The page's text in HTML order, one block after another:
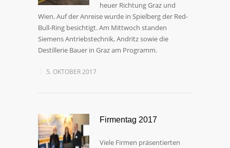
heuer Richtung Graz und
Wien. Auf der Anreise wurde in Spielberg der Red-
Bull-Ring besichtigt. Am Mittwoch standen
Siemens Antriebstechnik, Andritz sowie die
Destillerie Bauer in Graz am Programm.
5. OKTOBER 2017
Firmentag 2017
Viele Firmen präsentierten